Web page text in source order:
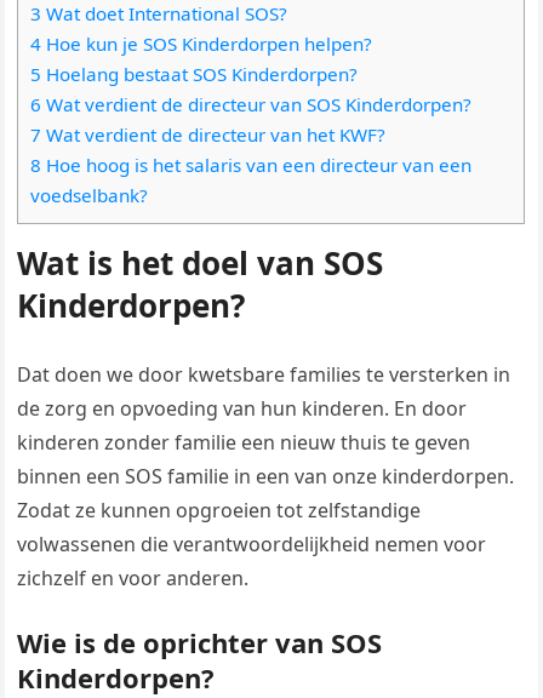
3 Wat doet International SOS?
4 Hoe kun je SOS Kinderdorpen helpen?
5 Hoelang bestaat SOS Kinderdorpen?
6 Wat verdient de directeur van SOS Kinderdorpen?
7 Wat verdient de directeur van het KWF?
8 Hoe hoog is het salaris van een directeur van een
voedselbank?
Wat is het doel van SOS
Kinderdorpen?
Dat doen we door kwetsbare families te versterken in
de zorg en opvoeding van hun kinderen. En door
kinderen zonder familie een nieuw thuis te geven
binnen een SOS familie in een van onze kinderdorpen.
Zodat ze kunnen opgroeien tot zelfstandige
volwassenen die verantwoordelijkheid nemen voor
zichzelf en voor anderen.
Wie is de oprichter van SOS
Kinderdorpen?